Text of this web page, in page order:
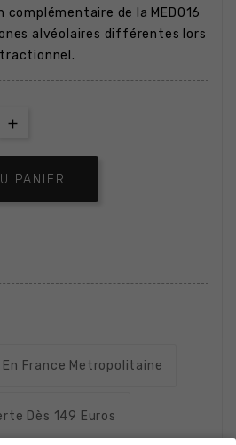
complémentaire de la MED016
alvéolaires différentes lors
PANIER
En France Metropolitaine
Dès 149 Euros